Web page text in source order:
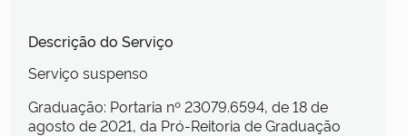
Descrição do Serviço
Serviço suspenso
Graduação: Portaria nº 23079.6594, de 18 de
agosto de 2021, da Pró-Reitoria de Graduação